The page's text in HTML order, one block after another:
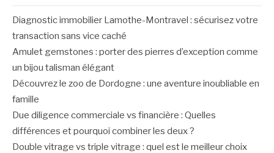
Diagnostic immobilier Lamothe-Montravel : sécurisez votre
transaction sans vice caché
Amulet gemstones : porter des pierres d’exception comme
un bijou talisman élégant
Découvrez le zoo de Dordogne : une aventure inoubliable en
famille
Due diligence commerciale vs financière : Quelles
différences et pourquoi combiner les deux ?
Double vitrage vs triple vitrage : quel est le meilleur choix